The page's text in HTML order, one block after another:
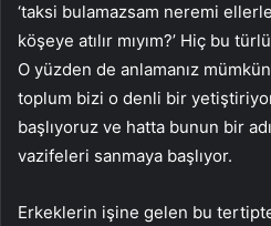
‘taksi bulamazsam neremi
köşeye atılır mıyım?’ Hiç bu
O yüzden de anlamanız
toplum bizi o denli bir
başlıyoruz ve hatta bunun bir
vazifeleri sanmaya başlıyor.
Erkeklerin işine gelen bu